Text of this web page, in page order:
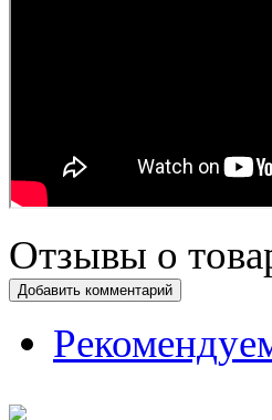
Отзывы о
Добавить комментарий